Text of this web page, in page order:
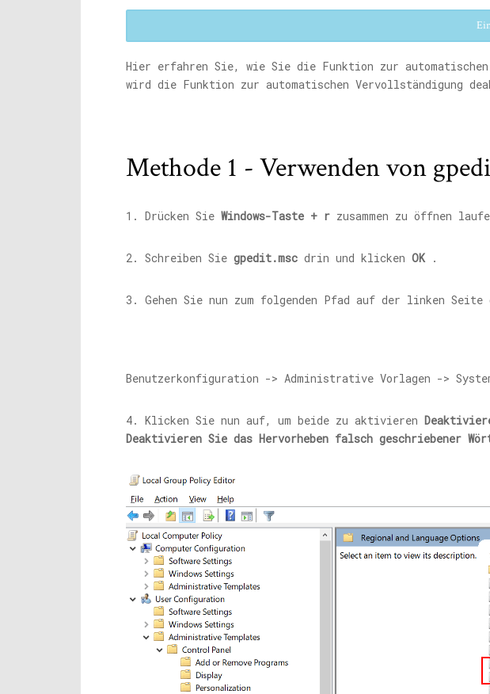
Hier erfahren Sie, wie Sie die Funktion zur
wird die Funktion zur automatischen Vervollständigung
Methode 1 - Verwenden von
1. Drücken Sie Windows-Taste + r zusammen zu öffnen
2. Schreiben Sie gpedit.msc drin und klicken OK.
3. Gehen Sie nun zum folgenden Pfad auf der linken Seite
Benutzerkonfiguration -> Administrative Vorlagen ->
4. Klicken Sie nun auf, um beide zu aktivieren
Deaktivieren Sie das Hervorheben falsch geschriebener